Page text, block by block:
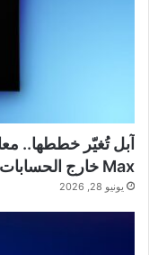
Max خارج الحسابات
يونيو 28, 2026